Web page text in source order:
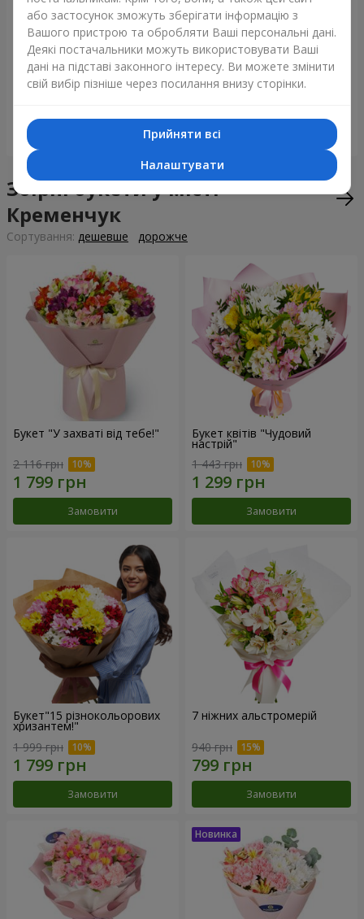
Букет "Tarnis"
5 691 грн
Монобукет з 9 білих троянд
1 221 грн
Збірні букети у місті
Кременчук
Сортування: дешевше дорожче
Букет "У захваті від тебе!"
2 116 грн
Замовити
Букет квітів "Чудовий
настрій"
1 443 грн
Замовити
Букет"15 різнокольорових
хризантем!"
1 999 грн
Замовити
7 ніжних альстромерій
940 грн
Замовити
або застосунок зможуть зберігати інформацію з
Вашого пристрою та обробляти Ваші персональні дані.
Деякі постачальники можуть використовувати Ваші
дані на підставі законного інтересу. Ви можете змінити
свій вибір пізніше через посилання внизу сторінки.
Прийняти всі
Налаштувати